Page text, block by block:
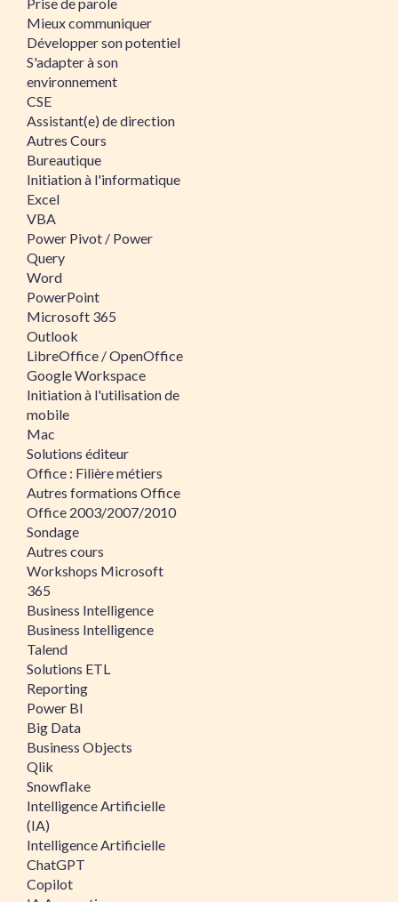
Mieux communiquer
Développer son potentiel
S'adapter à son
environnement
CSE
Assistant(e) de direction
Autres Cours
Bureautique
Initiation à l'informatique
Excel
VBA
Power Pivot / Power
Query
Word
PowerPoint
Microsoft 365
Outlook
LibreOffice / OpenOffice
Google Workspace
Initiation à l'utilisation de
mobile
Mac
Solutions éditeur
Office : Filière métiers
Autres formations Office
Office 2003/2007/2010
Sondage
Autres cours
Workshops Microsoft
365
Business Intelligence
Business Intelligence
Talend
Solutions ETL
Reporting
Power BI
Big Data
Business Objects
Qlik
Snowflake
Intelligence Artificielle
(IA)
Intelligence Artificielle
ChatGPT
Copilot